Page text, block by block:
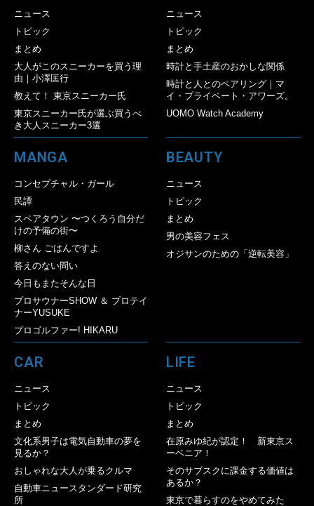
ニュース
トピック
まとめ
大人がこのスニーカーを買う理
由｜小澤匡行
教えて！ 東京スニーカー氏
東京スニーカー氏が選ぶ買うべ
き大人スニーカー3選
ニュース
トピック
まとめ
時計と手土産のおかしな関係
時計と人とのペアリング｜マ
イ・プライベート・アワーズ。
UOMO Watch Academy
MANGA
コンセプチャル・ガール
民譚
スペアタウン 〜つくろう自分だ
けの予備の街〜
柳さん ごはんですよ
答えのない問い
今日もまたそんな日
プロサウナーSHOW ＆ プロテイ
ナーYUSUKE
プロゴルファー! HIKARU
BEAUTY
ニュース
トピック
まとめ
男の美容フェス
オジサンのための「逆転美容」
CAR
ニュース
トピック
まとめ
文化系男子は電気自動車の夢を
見るか？
おしゃれな大人が乗るクルマ
自動車ニュースタンダード研究
所
LIFE
ニュース
トピック
まとめ
在原みゆ紀が認定！ 新東京ス
ーベニア！
そのサブスクに課金する価値は
あるか？
東京で暮らすのをやめてみた